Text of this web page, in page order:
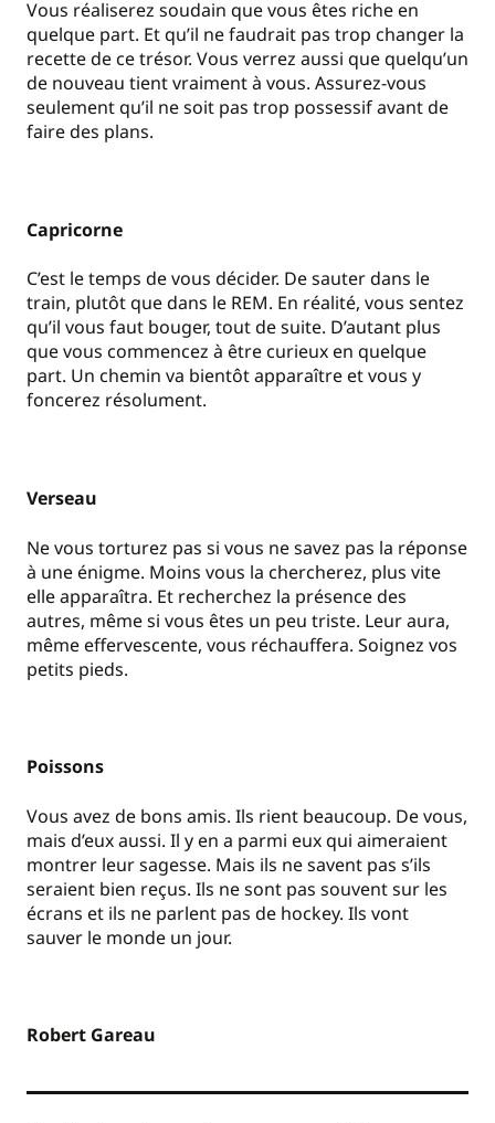
Vous réaliserez soudain que vous êtes riche en
quelque part. Et qu’il ne faudrait pas trop changer la
recette de ce trésor. Vous verrez aussi que quelqu’un
de nouveau tient vraiment à vous. Assurez-vous
seulement qu’il ne soit pas trop possessif avant de
faire des plans.
Capricorne
C’est le temps de vous décider. De sauter dans le
train, plutôt que dans le REM. En réalité, vous sentez
qu’il vous faut bouger, tout de suite. D’autant plus
que vous commencez à être curieux en quelque
part. Un chemin va bientôt apparaître et vous y
foncerez résolument.
Verseau
Ne vous torturez pas si vous ne savez pas la réponse
à une énigme. Moins vous la chercherez, plus vite
elle apparaîtra. Et recherchez la présence des
autres, même si vous êtes un peu triste. Leur aura,
même effervescente, vous réchauffera. Soignez vos
petits pieds.
Poissons
Vous avez de bons amis. Ils rient beaucoup. De vous,
mais d’eux aussi. Il y en a parmi eux qui aimeraient
montrer leur sagesse. Mais ils ne savent pas s’ils
seraient bien reçus. Ils ne sont pas souvent sur les
écrans et ils ne parlent pas de hockey. Ils vont
sauver le monde un jour.
Robert Gareau